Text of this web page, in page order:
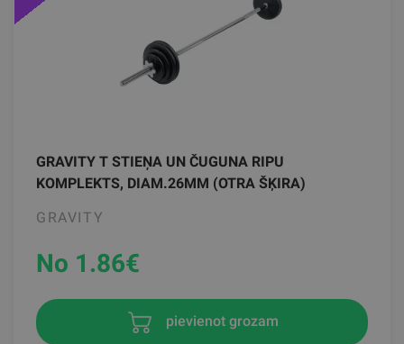
GRAVITY T STIEŅA UN ČUGUNA RIPU
KOMPLEKTS, DIAM.26MM (OTRA ŠĶIRA)
GRAVITY
No 1.86€
pievienot grozam